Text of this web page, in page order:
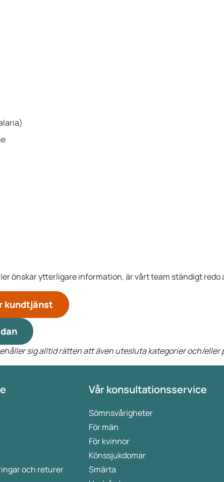
önskar ytterligare information, är vårt team ständigt
kundtjänst
sig alltid rätten att även utesluta kategorier och/
och returer
Vår konsultationsservice
Sömnsvårigheter
För män
För kvinnor
Könssjukdomar
Smärta